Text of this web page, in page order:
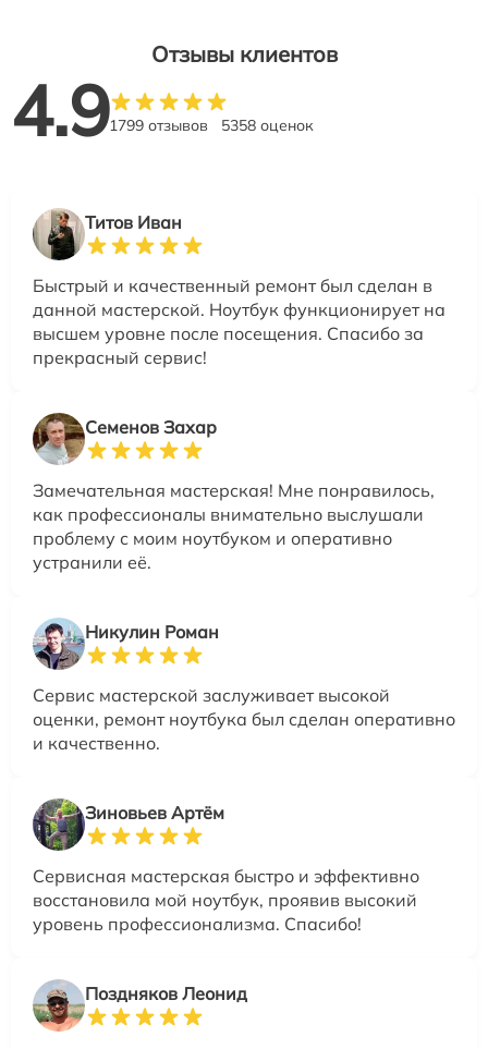
Отзывы клиентов
4.91799 отзывов 5358 оценок
Титов Иван
Быстрый и качественный ремонт был сделан в
данной мастерской. Ноутбук функционирует на
высшем уровне после посещения. Спасибо за
прекрасный сервис!
Семенов Захар
Замечательная мастерская! Мне понравилось,
как профессионалы внимательно выслушали
проблему с моим ноутбуком и оперативно
устранили её.
Никулин Роман
Сервис мастерской заслуживает высокой
оценки, ремонт ноутбука был сделан оперативно
и качественно.
Зиновьев Артём
Сервисная мастерская быстро и эффективно
восстановила мой ноутбук, проявив высокий
уровень профессионализма. Спасибо!
Поздняков Леонид